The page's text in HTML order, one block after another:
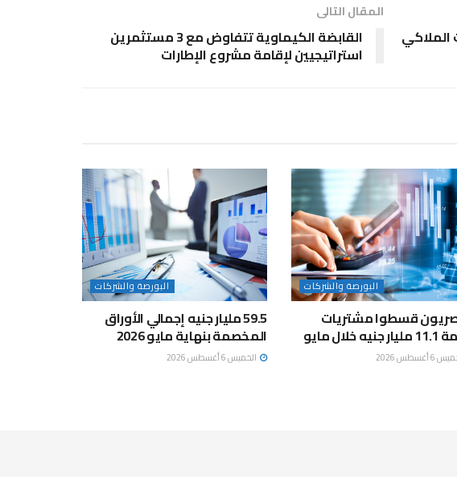
الملاكي
المقال التالى
القابضة الكيماوية تتفاوض مع 3 مستثمرين
استراتيجيين لإقامة مشروع الإطارات
البورصة والشركات
قسطوا مشتريات
خلال مايو
أغسطس 2026
البورصة والشركات
59.5 مليار جنيه إجمالي الأوراق
المخصمة بنهاية مايو 2026
الخميس 6 أغسطس 2026